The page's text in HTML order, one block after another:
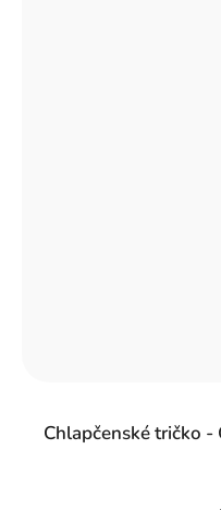
Chlapčenské tričko